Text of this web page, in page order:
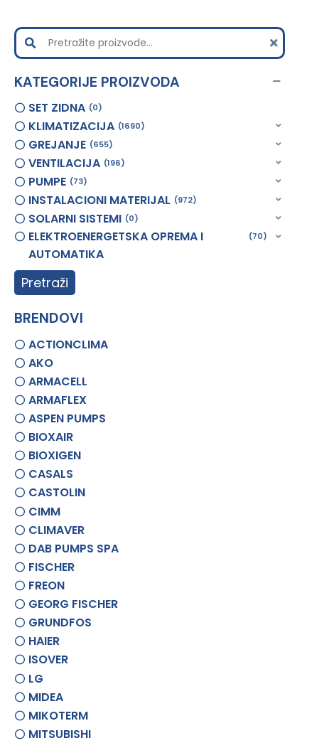
KATEGORIJE PROIZVODA
SET ZIDNA 0
KLIMATIZACIJA 1690
GREJANJE 655
VENTILACIJA 196
PUMPE 73
INSTALACIONI MATERIJAL 972
SOLARNI SISTEMI 0
ELEKTROENERGETSKA OPREMA I
AUTOMATIKA
70
Pretraži
BRENDOVI
ACTIONCLIMA
AKO
ARMACELL
ARMAFLEX
ASPEN PUMPS
BIOXAIR
BIOXIGEN
CASALS
CASTOLIN
CIMM
CLIMAVER
DAB PUMPS SPA
FISCHER
FREON
GEORG FISCHER
GRUNDFOS
HAIER
ISOVER
LG
MIDEA
MIKOTERM
MITSUBISHI